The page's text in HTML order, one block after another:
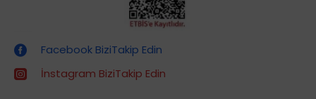
Facebook BiziTakip Edin
İnstagram BiziTakip Edin